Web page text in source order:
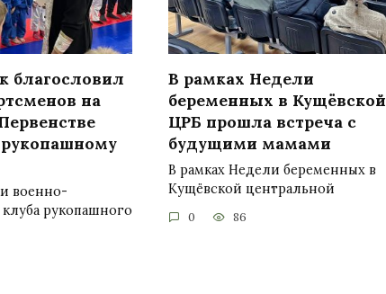
благословил
на
военно-
рукопашного
В рамках Недели
беременных в Кущёвской
ЦРБ прошла встреча с
будущими мамами
В рамках Недели беременных в
Кущёвской центральной
0 86